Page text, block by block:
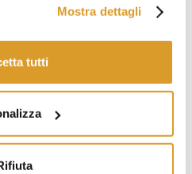
Mostra dettagli
tutti
- Bianca (alcool): 0/20 -